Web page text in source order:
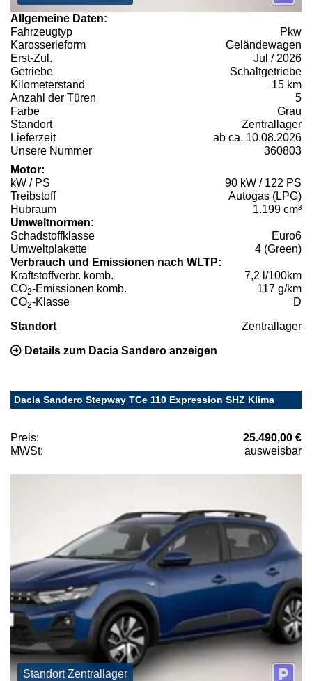
Allgemeine Daten:
Fahrzeugtyp
Pkw
Karosserieform
Geländewagen
Erst-Zul.
Jul / 2026
Getriebe
Schaltgetriebe
Kilometerstand
15 km
Anzahl der Türen
5
Farbe
Grau
Standort
Zentrallager
Lieferzeit
ab ca. 10.08.2026
Unsere Nummer
360803
Motor:
kW / PS
90 kW / 122 PS
Treibstoff
Autogas (LPG)
Hubraum
1.199 cm³
Umweltnormen:
Schadstoffklasse
Euro6
Umweltplakette
4 (Green)
Verbrauch und Emissionen nach WLTP:
Kraftstoffverbr. komb.
7,2 l/100km
CO2-Emissionen komb.
117 g/km
CO2-Klasse D
Standort Zentrallager
Details zum Dacia Sandero anzeigen
Dacia Sandero Stepway TCe 110 Expression SHZ Klima
Preis:
25.490,00 €
MWSt:
ausweisbar
Standort Zentrallager